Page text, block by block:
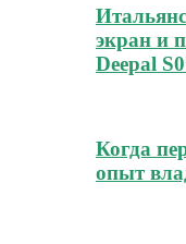
экран и
Deepal
Когда
опыт